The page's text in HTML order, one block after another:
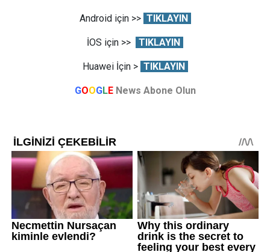
Android için >> TIKLAYIN
İOS için >> TIKLAYIN
Huawei İçin > TIKLAYIN
GOOGLE News Abone Olun